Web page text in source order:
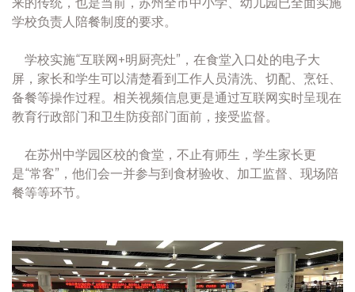
学校负责人陪餐制度的要求。
学校实施“互联网+明厨亮灶”，在食堂入口处的电子大
屏，家长和学生可以清楚看到工作人员清洗、切配、烹饪、
备餐等操作过程。相关视频信息更是通过互联网实时呈现在
教育行政部门和卫生防疫部门面前，接受监督。
在苏州中学园区校的食堂，不止有师生，学生家长更
是“常客”，他们会一并参与到食材验收、加工监督、现场陪
餐等等环节。